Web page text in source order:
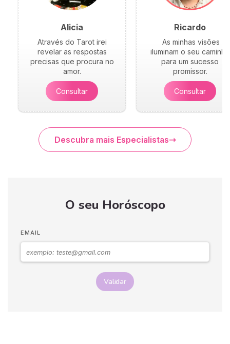
Alicia
Através do Tarot irei
revelar as respostas
precisas que procura no
amor.
Consultar
Ricardo
As minhas visões
iluminam o seu caminho
para um sucesso
promissor.
Consultar
Descubra mais Especialistas
O seu Horóscopo
EMAIL
Validar